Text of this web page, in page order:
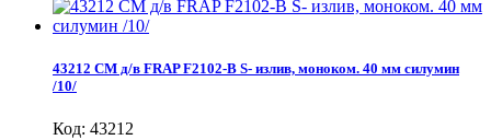
43212 СМ д/в FRAP F2102-В S- излив, моноком. 40 мм силумин
/10/
Код: 43212